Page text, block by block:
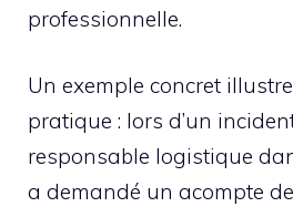
professionnelle.
Un exemple concret
pratique : lors d’un
responsable logistique
a demandé un acompte de